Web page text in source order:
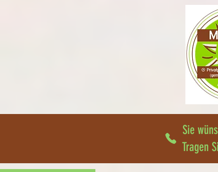
Sie
Tragen